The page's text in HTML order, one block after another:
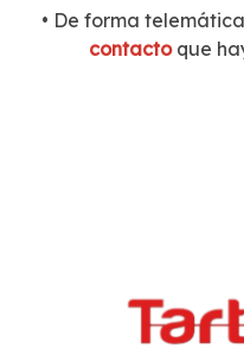
• De forma
contactoque